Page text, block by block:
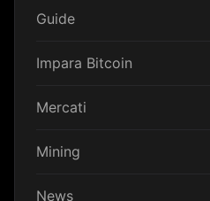
Guide
Impara Bitcoin
Mercati
Mining
News